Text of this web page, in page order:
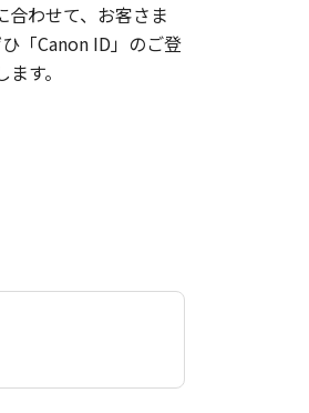
わせて、お客さま
「Canon ID」のご登
す。